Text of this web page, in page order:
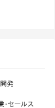
発
・セールス